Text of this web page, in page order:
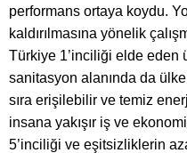
performans ortaya koydu.
kaldırılmasına yönelik
Türkiye 1’inciliği elde eden
sanitasyon alanında da
sıra erişilebilir ve temiz
insana yakışır iş ve
5’inciliği ve eşitsizliklerin